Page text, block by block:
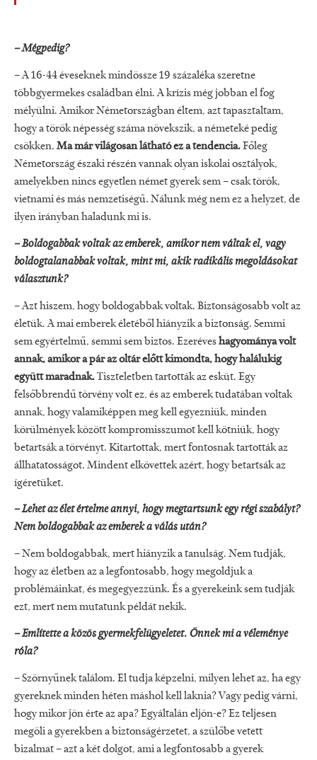
– Mégpedig?
– A 16-44 éveseknek mindössze 19 százaléka szeretne
többgyermekes családban élni. A krízis még jobban el fog
mélyülni. Amikor Németországban éltem, azt tapasztaltam,
hogy a török népesség száma növekszik, a németeké pedig
csökken. Ma már világosan látható ez a tendencia.Főleg
Németország északi részén vannak olyan iskolai osztályok,
amelyekben nincs egyetlen német gyerek sem – csak török,
vietnami és más nemzetiségű. Nálunk még nem ez a helyzet, de
ilyen irányban haladunk mi is.
– Boldogabbak voltak az emberek, amikor nem váltak el, vagy
boldogtalanabbak voltak, mint mi, akik radikális megoldásokat
választunk?
– Azt hiszem, hogy boldogabbak voltak. Biztonságosabb volt az
életük. A mai emberek életéből hiányzik a biztonság. Semmi
sem egyértelmű, semmi sem biztos. Ezeréveshagyománya volt
annak, amikor a pár az oltár előtt kimondta, hogy halálukig
együtt maradnak.Tiszteletben tartották az esküt. Egy
felsőbbrendű törvény volt ez, és az emberek tudatában voltak
annak, hogy valamiképpen meg kell egyezniük, minden
körülmények között kompromisszumot kell kötniük, hogy
betartsák a törvényt. Kitartottak, mert fontosnak tartották az
állhatatosságot. Mindent elkövettek azért, hogy betartsák az
ígéretüket.
– Lehet az élet értelme annyi, hogy megtartsunk egy régi szabályt?
Nem boldogabbak az emberek a válás után?
– Nem boldogabbak, mert hiányzik a tanulság. Nem tudják,
hogy az életben az a legfontosabb, hogy megoldjuk a
problémáinkat, és megegyezzünk. És a gyerekeink sem tudják
ezt, mert nem mutatunk példát nekik.
– Említette a közös gyermekfelügyeletet. Önnek mi a véleménye
róla?
– Szörnyűnek találom. El tudja képzelni, milyen lehet az, ha egy
gyereknek minden héten máshol kell laknia? Vagy pedig várni,
hogy mikor jön érte az apa? Egyáltalán eljön-e? Ez teljesen
megöli a gyerekben a biztonságérzetet, a szülőbe vetett
bizalmat – azt a két dolgot, ami a legfontosabb a gyerek